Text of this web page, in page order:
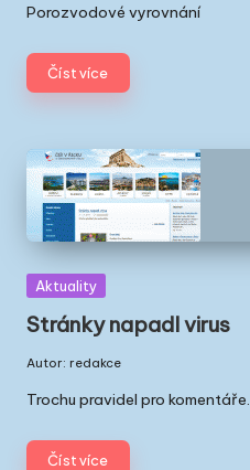
by
Porozvodové vyrovnání
Číst více
Posted
Aktuality
Stránky napadl virus
Posted
by
Autor: redakce
Trochu pravidel pro komentáře.
Číst více